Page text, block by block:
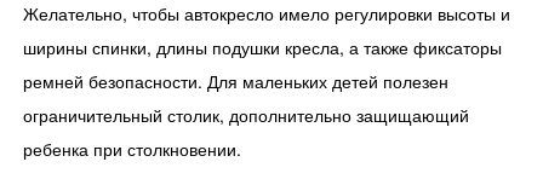
Желательно, чтобы автокресло имело регулировки высоты и
ширины спинки, длины подушки кресла, а также фиксаторы
ремней безопасности. Для маленьких детей полезен
ограничительный столик, дополнительно защищающий
ребенка при столкновении.